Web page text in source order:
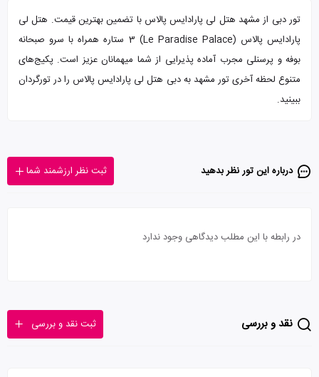
تور دبی از مشهد هتل لی پارادایس پالاس با تضمین بهترین قیمت. هتل لی
پارادایس پالاس (Le Paradise Palace) 3 ستاره همراه با سرو صبحانه
بوفه و پرسنلی مجرب آماده پذیرایی از شما میهمانان عزیز است. پکیج‌های
متنوع لحظه آخری تور مشهد به دبی هتل لی پارادایس پالاس را در تورگردان
ببینید.
درباره این تور‌ نظر بدهید ثبت نظر ارزشمند شما
در رابطه با این مطلب دیدگاهی وجود ندارد
نقد و بررسی ثبت نقد و بررسی